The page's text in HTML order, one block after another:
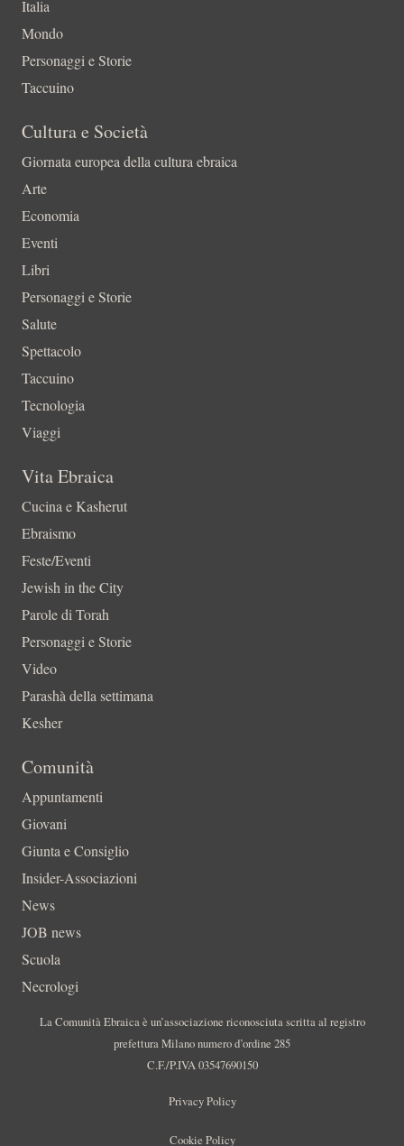
Italia
Mondo
Personaggi e Storie
Taccuino
Cultura e Società
Giornata europea della cultura ebraica
Arte
Economia
Eventi
Libri
Personaggi e Storie
Salute
Spettacolo
Taccuino
Tecnologia
Viaggi
Vita Ebraica
Cucina e Kasherut
Ebraismo
Feste/Eventi
Jewish in the City
Parole di Torah
Personaggi e Storie
Video
Parashà della settimana
Kesher
Comunità
Appuntamenti
Giovani
Giunta e Consiglio
Insider-Associazioni
News
JOB news
Scuola
Necrologi
La Comunità Ebraica è un’associazione riconosciuta scritta al registro
prefettura Milano numero d’ordine 285
C.F./P.IVA 03547690150
Privacy Policy
Cookie Policy